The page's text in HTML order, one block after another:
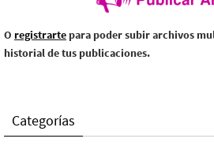
O registrarte para poder subir archivos
historial de tus publicaciones.
Categorías